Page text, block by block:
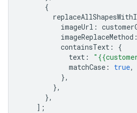
{
imageUrl :
imageReplaceMethod :
containsText :
{
text :
matchCase : true,
},
},
},
];